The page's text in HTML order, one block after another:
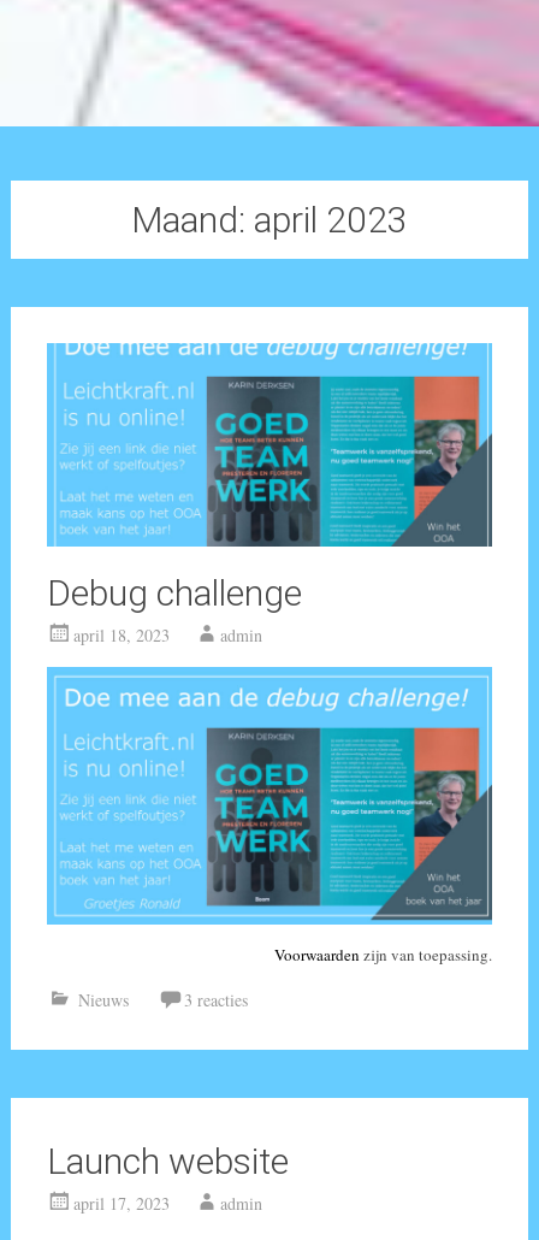
Maand: april 2023
Debug challenge
april 18, 2023 admin
Voorwaarden zijn van toepassing.
Nieuws 3 reacties
Launch website
april 17, 2023 admin